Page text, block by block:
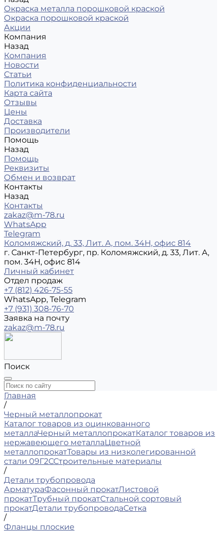
Окраска металла порошковой краской
Окраска порошковой краской
Акции
Компания
Назад
Компания
Новости
Статьи
Политика конфиденциальности
Карта сайта
Отзывы
Цены
Доставка
Производители
Помощь
Назад
Помощь
Реквизиты
Обмен и возврат
Контакты
Назад
Контакты
zakaz@m-78.ru
WhatsApp
Telegram
Коломяжский, д. 33, Лит. А, пом. 34Н, офис 814
г. Санкт-Петербург, пр. Коломяжский, д. 33, Лит. А,
пом. 34Н, офис 814
Личный кабинет
Отдел продаж
+7 (812) 426-75-55
WhatsApp, Telegram
+7 (931) 308-76-70
Заявка на почту
zakaz@m-78.ru
Поиск
Главная
/
Черный металлопрокат
Каталог товаров из оцинкованного
металлаЧерный металлопрокатКаталог товаров из
нержавеющего металлаЦветной
металлопрокатТовары из низколегированной
стали 09Г2ССтроительные материалы
/
Детали трубопровода
АрматураФасонный прокатЛистовой
прокатТрубный прокатСтальной сортовый
прокатДетали трубопроводаСетка
/
Фланцы плоские